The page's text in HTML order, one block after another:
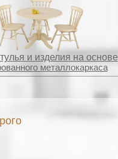
и изделия на основе
металлокаркаса